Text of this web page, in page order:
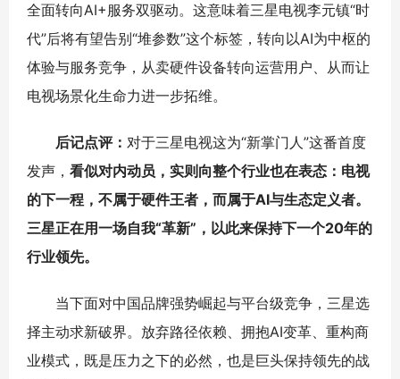
全面转向AI+服务双驱动。这意味着三星电视李元镇“时
代”后将有望告别“堆参数”这个标签，转向以AI为中枢的
体验与服务竞争，从卖硬件设备转向运营用户、从而让
电视场景化生命力进一步拓维。
后记点评： 对于三星电视这为“新掌门人”这番首度
发声， 看似对内动员，实则向整个行业也在表态：电视
的下一程，不属于硬件王者，而属于AI与生态定义者。
三星正在用一场自我“革新”，以此来保持下一个20年的
行业领先。
当下面对中国品牌强势崛起与平台级竞争，三星选
择主动求新破界。放弃路径依赖、拥抱AI变革、重构商
业模式，既是压力之下的必然，也是巨头保持领先的战